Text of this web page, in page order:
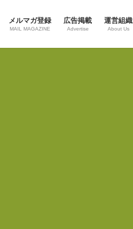
メルマガ登録
MAIL MAGAZINE
広告掲載
Advertise
運営組織
About Us